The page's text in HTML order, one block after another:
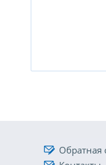
Обратная